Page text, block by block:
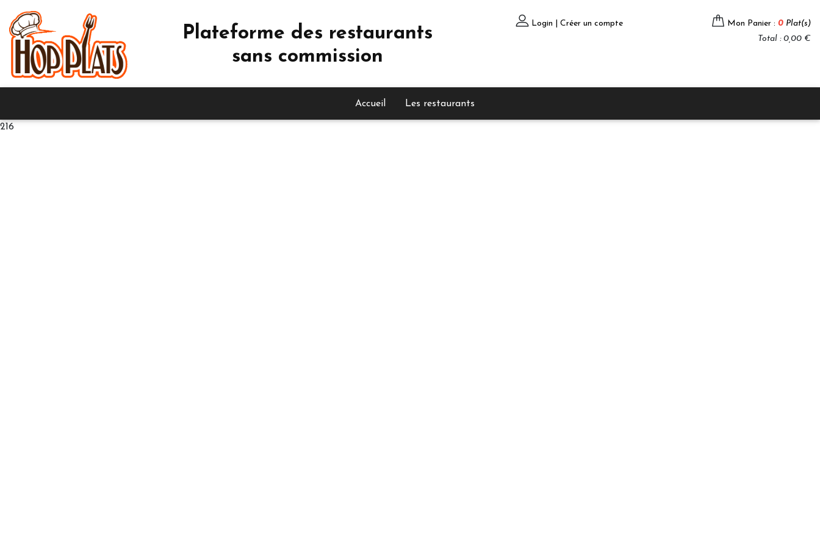
Plateforme des restaurants
sans commission
Login | Créer un compte Mon Panier : 0 Plat(s)
Total : 0,00 €
Accueil Les restaurants
216